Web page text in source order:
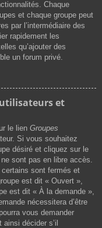
Chaque
et chaque groupe peut
par l’intermédiaire des
rapidement les
qu’ajouter des
un forum privé.
et
le lien Groupes
Si vous souhaitez
désiré et cliquez sur le
sont pas en libre accès.
sont fermés et
est dit « Ouvert »,
est dit « À la demande »,
nécessitera d’être
vous demander
décider s’il